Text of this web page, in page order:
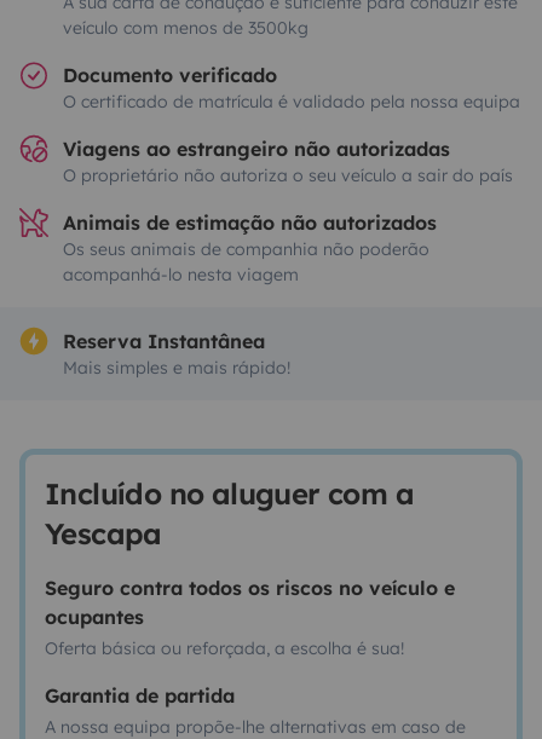
veículo com menos de 3500kg
Documento verificado
O certificado de matrícula é validado pela nossa equipa
Viagens ao estrangeiro não autorizadas
O proprietário não autoriza o seu veículo a sair do país
Animais de estimação não autorizados
Os seus animais de companhia não poderão
acompanhá-lo nesta viagem
Reserva Instantânea
Mais simples e mais rápido!
Incluído no aluguer com a
Yescapa
Seguro contra todos os riscos no veículo e
ocupantes
Oferta básica ou reforçada, a escolha é sua!
Garantia de partida
A nossa equipa propõe-lhe alternativas em caso de